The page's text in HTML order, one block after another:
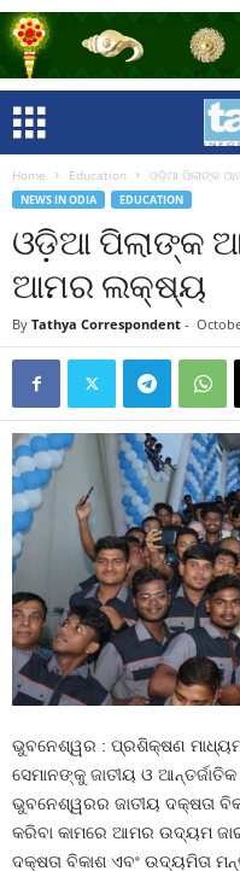
Home Education ଓଡ଼ିଆ ପିଲାଙ୍କ
NEWS IN ODIA EDUCATION
ଓଡ଼ିଆ ପିଲାଙ୍କ
ଆମର ଲକ୍ଷ୍ୟ
By Tathya Correspondent -
ଭୁବନେଶ୍ୱର : ପ୍ରଶିକ୍ଷଣ
ସେମାନଙ୍କୁ ଜାତୀୟ ଓ
ଭୁବନେଶ୍ୱରର ଜାତୀୟ ଦକ୍ଷତା
କରିବା କାମରେ ଆମର ଉଦ୍ୟମ
ଦକ୍ଷତା ବିକାଶ ଏବଂ ଉଦ୍ୟମିତା